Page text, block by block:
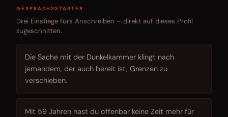
GESPRÄCHSSTARTER
Drei Einstiege fürs Anschreiben – direkt auf dieses Profil
zugeschnitten.
Die Sache mit der Dunkelkammer klingt nach
jemandem, der auch bereit ist, Grenzen zu
verschieben.
Mit 59 Jahren hast du offenbar keine Zeit mehr für